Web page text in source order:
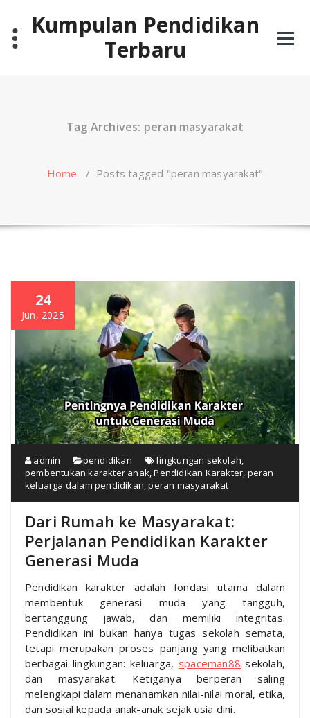
contentKumpulan Pendidikan
Terbaru
Tag Archives: peran masyarakat
Home / Posts tagged "peran masyarakat"
24
Jun, 2025
admin pendidikan lingkungan sekolah
pembentukan karakter anak ,Pendidikan Karakter peran
keluarga dalam pendidikan ,peran masyarakat
Dari Rumah ke Masyarakat:
Perjalanan Pendidikan Karakter
Generasi Muda
Pendidikan karakter adalah fondasi utama dalam
membentuk generasi muda yang tangguh,
bertanggung jawab, dan memiliki integritas.
Pendidikan ini bukan hanya tugas sekolah semata,
tetapi merupakan proses panjang yang melibatkan
berbagai lingkungan: keluarga, spaceman88 sekolah,
dan masyarakat. Ketiganya berperan saling
melengkapi dalam menanamkan nilai-nilai moral, etika,
dan sosial kepada anak-anak sejak usia dini.